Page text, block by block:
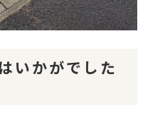
いかがでした